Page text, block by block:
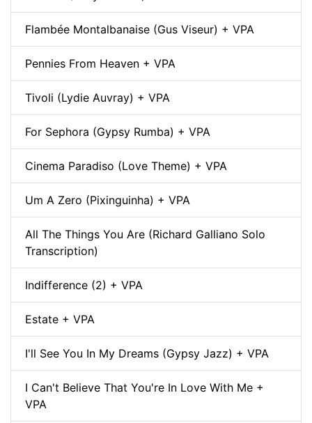
Flambée Montalbanaise (Gus Viseur) + VPA
Pennies From Heaven + VPA
Tivoli (Lydie Auvray) + VPA
For Sephora (Gypsy Rumba) + VPA
Cinema Paradiso (Love Theme) + VPA
Um A Zero (Pixinguinha) + VPA
All The Things You Are (Richard Galliano Solo
Transcription)
Indifference (2) + VPA
Estate + VPA
I'll See You In My Dreams (Gypsy Jazz) + VPA
I Can't Believe That You're In Love With Me +
VPA